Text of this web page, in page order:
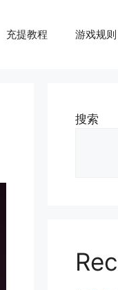
充提教程 游戏规则
搜索